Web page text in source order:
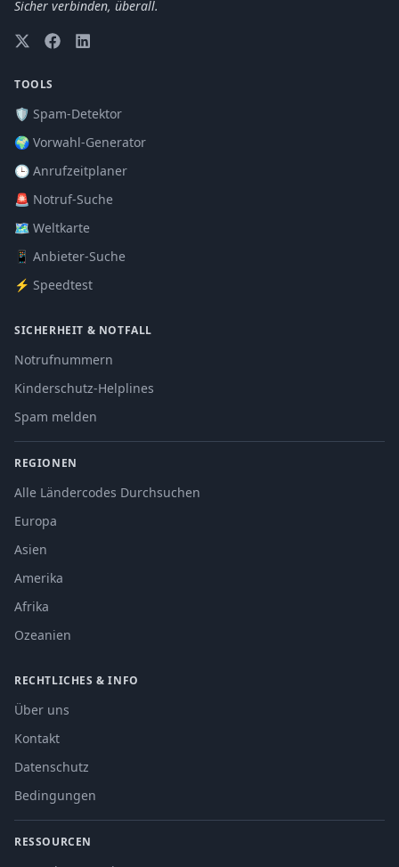
Sicher verbinden, überall.
TOOLS
🛡️ Spam-Detektor
🌍 Vorwahl-Generator
🕒 Anrufzeitplaner
🚨 Notruf-Suche
🗺️ Weltkarte
📱 Anbieter-Suche
⚡ Speedtest
SICHERHEIT & NOTFALL
Notrufnummern
Kinderschutz-Helplines
Spam melden
REGIONEN
Alle Ländercodes Durchsuchen
Europa
Asien
Amerika
Afrika
Ozeanien
RECHTLICHES & INFO
Über uns
Kontakt
Datenschutz
Bedingungen
RESSOURCEN